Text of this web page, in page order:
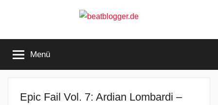
beatblogger.de
the
beat
goes
Menü
Epic Fail Vol. 7: Ardian Lombardi –